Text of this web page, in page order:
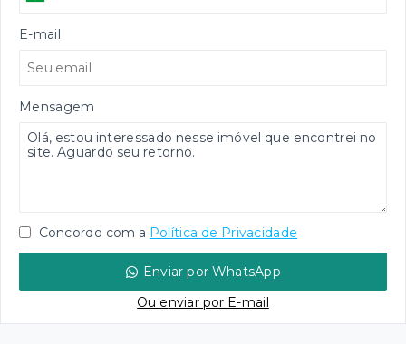
E-mail
Mensagem
Concordo com a Política de Privacidade
Enviar por WhatsApp
Ou enviar por E-mail